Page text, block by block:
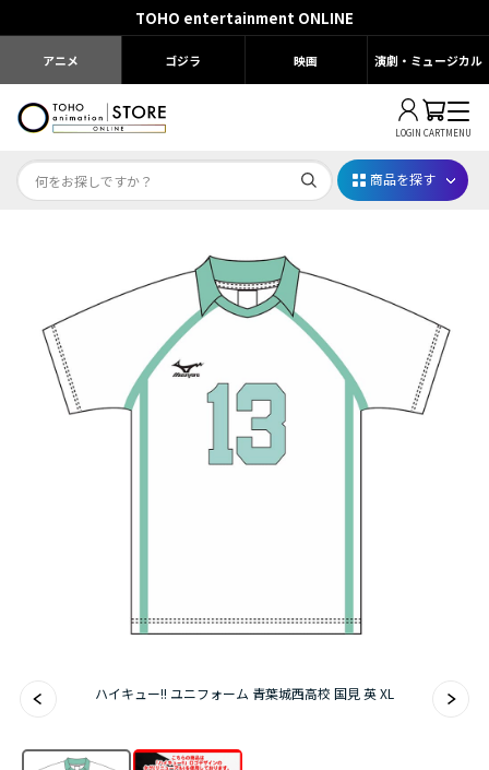
TOHO entertainment ONLINE
アニメ ゴジラ 映画 演劇・ミュージカル
LOGIN CARTMENU
Dr.STONE STONE FES.2026
映画ちいかわ
じゅじゅフェス 2026
薬屋のひとりごと 夏の園遊会2026
『ふつつかな悪女ではございますが ～雛宮蝶鼠と
商品を探す
ハイキュー!! ユニフォーム 青葉城西高校 国見 英 XL